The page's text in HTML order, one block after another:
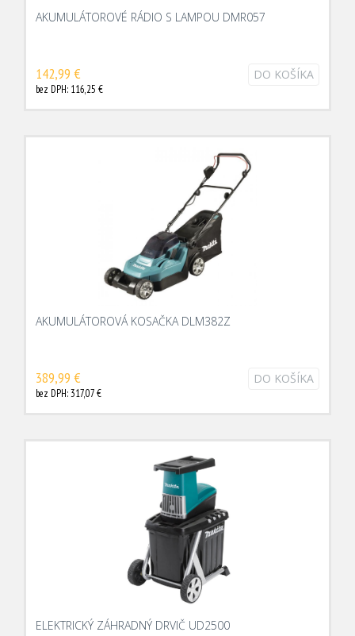
AKUMULÁTOROVÉ RÁDIO S LAMPOU DMR057
142,99 €
bez DPH: 116,25 €
DO KOŠÍKA
AKUMULÁTOROVÁ KOSAČKA DLM382Z
389,99 €
bez DPH: 317,07 €
DO KOŠÍKA
ELEKTRICKÝ ZÁHRADNÝ DRVIČ UD2500